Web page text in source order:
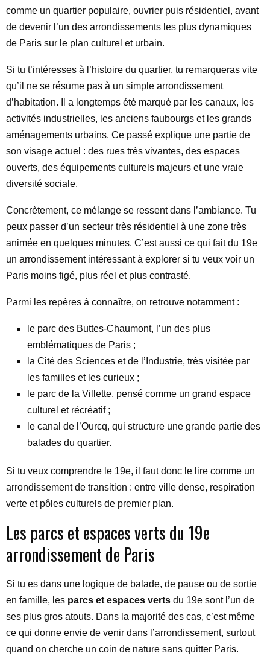
comme un quartier populaire, ouvrier puis résidentiel, avant
de devenir l’un des arrondissements les plus dynamiques
de Paris sur le plan culturel et urbain.
Si tu t’intéresses à l’histoire du quartier, tu remarqueras vite
qu’il ne se résume pas à un simple arrondissement
d’habitation. Il a longtemps été marqué par les canaux, les
activités industrielles, les anciens faubourgs et les grands
aménagements urbains. Ce passé explique une partie de
son visage actuel : des rues très vivantes, des espaces
ouverts, des équipements culturels majeurs et une vraie
diversité sociale.
Concrètement, ce mélange se ressent dans l’ambiance. Tu
peux passer d’un secteur très résidentiel à une zone très
animée en quelques minutes. C’est aussi ce qui fait du 19e
un arrondissement intéressant à explorer si tu veux voir un
Paris moins figé, plus réel et plus contrasté.
Parmi les repères à connaître, on retrouve notamment :
le parc des Buttes-Chaumont, l’un des plus
emblématiques de Paris ;
la Cité des Sciences et de l’Industrie, très visitée par
les familles et les curieux ;
le parc de la Villette, pensé comme un grand espace
culturel et récréatif ;
le canal de l’Ourcq, qui structure une grande partie des
balades du quartier.
Si tu veux comprendre le 19e, il faut donc le lire comme un
arrondissement de transition : entre ville dense, respiration
verte et pôles culturels de premier plan.
Les parcs et espaces verts du 19e
arrondissement de Paris
Si tu es dans une logique de balade, de pause ou de sortie
en famille, les parcs et espaces verts du 19e sont l’un de
ses plus gros atouts. Dans la majorité des cas, c’est même
ce qui donne envie de venir dans l’arrondissement, surtout
quand on cherche un coin de nature sans quitter Paris.